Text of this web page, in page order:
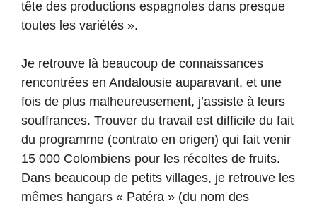
tête des productions espagnoles dans presque
toutes les variétés ».
Je retrouve là beaucoup de connaissances
rencontrées en Andalousie auparavant, et une
fois de plus malheureusement, j’assiste à leurs
souffrances. Trouver du travail est difficile du fait
du programme (contrato en origen) qui fait venir
15 000 Colombiens pour les récoltes de fruits.
Dans beaucoup de petits villages, je retrouve les
mêmes hangars « Patéra » (du nom des